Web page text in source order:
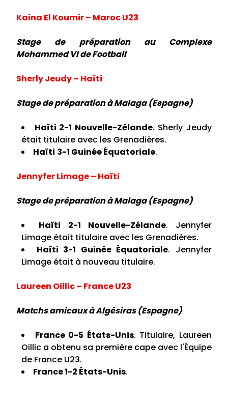
Kaina El Koumir – Maroc U23
Stage de préparation au Complexe
Mohammed VI de Football
Sherly Jeudy – Haïti
Stage de préparation à Malaga (Espagne)
Haïti 2-1 Nouvelle-Zélande. Sherly Jeudy
était titulaire avec les Grenadières.
Haïti 3-1 Guinée Équatoriale.
Jennyfer Limage – Haïti
Stage de préparation à Malaga (Espagne)
Haïti 2-1 Nouvelle-Zélande. Jennyfer
Limage était titulaire avec les Grenadières.
Haïti 3-1 Guinée Équatoriale. Jennyfer
Limage était à nouveau titulaire.
Laureen Oillic – France U23
Matchs amicaux à Algésiras (Espagne)
France 0-5 États-Unis. Titulaire, Laureen
Oillic a obtenu sa première cape avec l'Équipe
de France U23.
France 1-2 États-Unis.